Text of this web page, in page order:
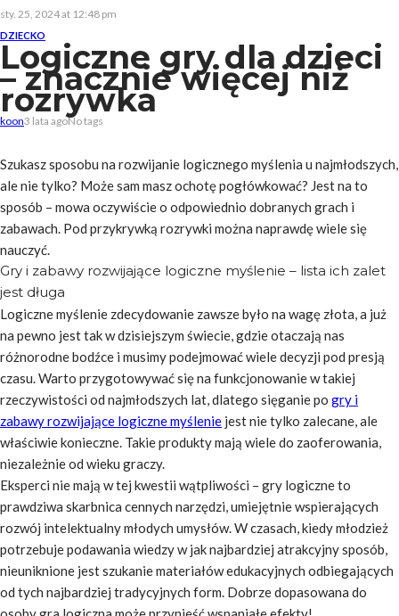
sty. 25, 2024 at 12:48 pm
DZIECKO
Logiczne gry dla dzieci
– znacznie więcej niż
rozrywka
koon3 lata agoNo tags
Szukasz sposobu na rozwijanie logicznego myślenia u najmłodszych,
ale nie tylko? Może sam masz ochotę pogłówkować? Jest na to
sposób – mowa oczywiście o odpowiednio dobranych grach i
zabawach. Pod przykrywką rozrywki można naprawdę wiele się
nauczyć.
Gry i zabawy rozwijające logiczne myślenie – lista ich zalet
jest długa
Logiczne myślenie zdecydowanie zawsze było na wagę złota, a już
na pewno jest tak w dzisiejszym świecie, gdzie otaczają nas
różnorodne bodźce i musimy podejmować wiele decyzji pod presją
czasu. Warto przygotowywać się na funkcjonowanie w takiej
rzeczywistości od najmłodszych lat, dlatego sięganie po gry i
zabawy rozwijające logiczne myślenie jest nie tylko zalecane, ale
właściwie konieczne. Takie produkty mają wiele do zaoferowania,
niezależnie od wieku graczy.
Eksperci nie mają w tej kwestii wątpliwości – gry logiczne to
prawdziwa skarbnica cennych narzędzi, umiejętnie wspierających
rozwój intelektualny młodych umysłów. W czasach, kiedy młodzież
potrzebuje podawania wiedzy w jak najbardziej atrakcyjny sposób,
nieuniknione jest szukanie materiałów edukacyjnych odbiegających
od tych najbardziej tradycyjnych form. Dobrze dopasowana do